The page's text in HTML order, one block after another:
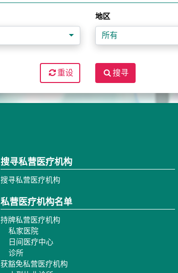
地区
所有
重设 搜寻
搜寻私营医疗机构
搜寻私营医疗机构
私营医疗机构名单
持牌私营医疗机构
私家医院
日间医疗中心
诊所
获豁免私营医疗机构